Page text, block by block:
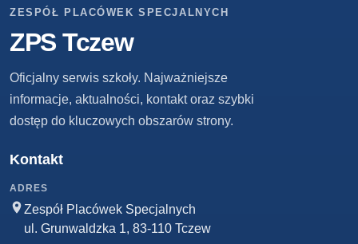
ZESPÓŁ PLACÓWEK SPECJALNYCH
ZPS Tczew
Oficjalny serwis szkoły. Najważniejsze
informacje, aktualności, kontakt oraz szybki
dostęp do kluczowych obszarów strony.
Kontakt
ADRES
Zespół Placówek Specjalnych
ul. Grunwaldzka 1, 83-110 Tczew